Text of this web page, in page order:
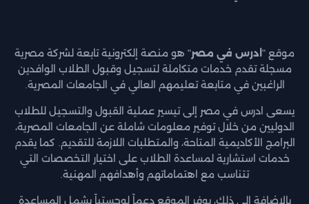
موقع " ادرس في مصر" هو منصة إلكترونية تابعة لشركة مصرية
مسجلة تقدم خدمات متكاملة لتسجيل وقبول الطلاب الوافدين
الراغبين في متابعة تعليمهم العالي في الجامعات المصرية.
يسعى ادرس في مصر إلى تيسير عملية القبول والتسجيل للطلاب
الدوليين من خلال توفير معلومات شاملة عن الجامعات المصرية،
البرامج الأكاديمية المتاحة، والمتطلبات اللازمة للتقديم. كما يقدم
خدمات استشارية لمساعدة الطلاب على اختيار التخصصات التي
تتناسب مع اهتماماتهم وأهدافهم المهنية.
بالإضافة إلى ذلك، يوفر الموقع دعماً لوجستياً يشمل المساعدة